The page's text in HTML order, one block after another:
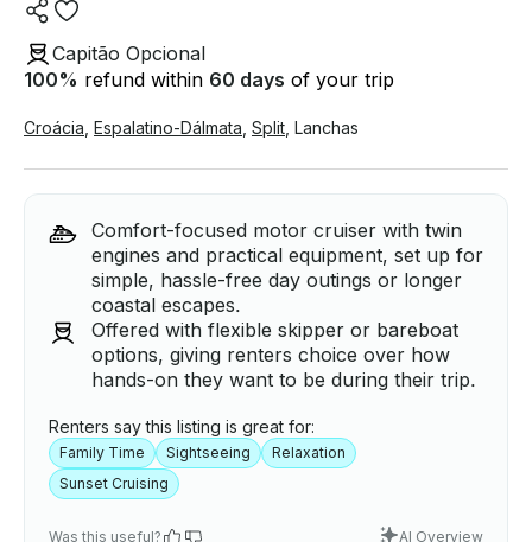
Capitão Opcional
100% refund within 60 days of your trip
Croácia Espalatino-Dálmata Split Lanchas
Comfort-focused motor cruiser with twin
engines and practical equipment, set up for
simple, hassle-free day outings or longer
coastal escapes.
Offered with flexible skipper or bareboat
options, giving renters choice over how
hands-on they want to be during their trip.
Renters say this listing is great for:
Family Time Sightseeing
Relaxation
Sunset Cruising
Was this useful? AI Overview